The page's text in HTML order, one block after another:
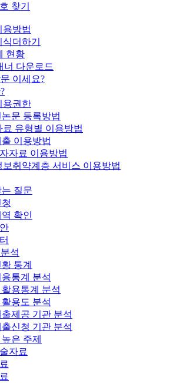
찾기
용방법
더하기
현황
너 다운로드
이세요?
용권한
문 등록방법
료 유형별 이용방법
이용방법
자료 이용방법
보취약계층 서비스 이용방법
질문
확인
석
통계
통계 분석
용통계 분석
용도 분석
제공 기관 분석
신청 기관 분석
은 주제
자료